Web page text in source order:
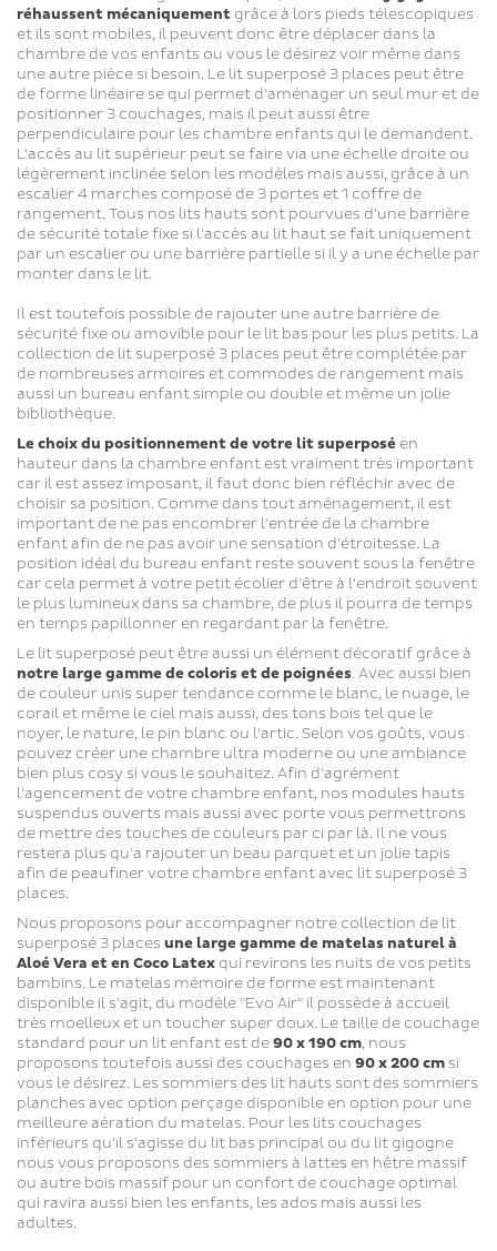
réhaussent mécaniquement grâce à lors pieds télescopiques
et ils sont mobiles, il peuvent donc être déplacer dans la
chambre de vos enfants ou vous le désirez voir même dans
une autre pièce si besoin. Le lit superposé 3 places peut être
de forme linéaire se qui permet d'aménager un seul mur et de
positionner 3 couchages, mais il peut aussi être
perpendiculaire pour les chambre enfants qui le demandent.
L'accès au lit supérieur peut se faire via une échelle droite ou
légèrement inclinée selon les modèles mais aussi, grâce à un
escalier 4 marches composé de 3 portes et 1 coffre de
rangement. Tous nos lits hauts sont pourvues d'une barrière
de sécurité totale fixe si l'accès au lit haut se fait uniquement
par un escalier ou une barrière partielle si il y a une échelle par
monter dans le lit.
Il est toutefois possible de rajouter une autre barrière de
sécurité fixe ou amovible pour le lit bas pour les plus petits. La
collection de lit superposé 3 places peut être complétée par
de nombreuses armoires et commodes de rangement mais
aussi un bureau enfant simple ou double et même un jolie
bibliothèque.
Le choix du positionnement de votre lit superposé en
hauteur dans la chambre enfant est vraiment très important
car il est assez imposant, il faut donc bien réfléchir avec de
choisir sa position. Comme dans tout aménagement, il est
important de ne pas encombrer l'entrée de la chambre
enfant afin de ne pas avoir une sensation d'étroitesse. La
position idéal du bureau enfant reste souvent sous la fenêtre
car cela permet à votre petit écolier d'être à l'endroit souvent
le plus lumineux dans sa chambre, de plus il pourra de temps
en temps papillonner en regardant par la fenêtre.
Le lit superposé peut être aussi un élément décoratif grâce à
notre large gamme de coloris et de poignées. Avec aussi bien
de couleur unis super tendance comme le blanc, le nuage, le
corail et même le ciel mais aussi, des tons bois tel que le
noyer, le nature, le pin blanc ou l'artic. Selon vos goûts, vous
pouvez créer une chambre ultra moderne ou une ambiance
bien plus cosy si vous le souhaitez. Afin d'agrément
l'agencement de votre chambre enfant, nos modules hauts
suspendus ouverts mais aussi avec porte vous permettrons
de mettre des touches de couleurs par ci par là. Il ne vous
restera plus qu'a rajouter un beau parquet et un jolie tapis
afin de peaufiner votre chambre enfant avec lit superposé 3
places.
Nous proposons pour accompagner notre collection de lit
superposé 3 places une large gamme de matelas naturel à
Aloé Vera et en Coco Latex qui revirons les nuits de vos petits
bambins. Le matelas mémoire de forme est maintenant
disponible il s'agit, du modèle "Evo Air" il possède à accueil
très moelleux et un toucher super doux. Le taille de couchage
standard pour un lit enfant est de90 x 190 cm, nous
proposons toutefois aussi des couchages en 90 x 200 cm si
vous le désirez. Les sommiers des lit hauts sont des sommiers
planches avec option perçage disponible en option pour une
meilleure aération du matelas. Pour les lits couchages
inférieurs qu'il s'agisse du lit bas principal ou du lit gigogne
nous vous proposons des sommiers à lattes en hêtre massif
ou autre bois massif pour un confort de couchage optimal
qui ravira aussi bien les enfants, les ados mais aussi les
adultes.